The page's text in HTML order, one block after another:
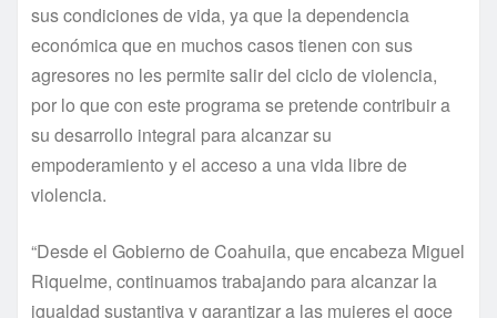
sus condiciones de vida, ya que la dependencia
económica que en muchos casos tienen con sus
agresores no les permite salir del ciclo de violencia,
por lo que con este programa se pretende contribuir a
su desarrollo integral para alcanzar su
empoderamiento y el acceso a una vida libre de
violencia.
“Desde el Gobierno de Coahuila, que encabeza Miguel
Riquelme, continuamos trabajando para alcanzar la
igualdad sustantiva y garantizar a las mujeres el goce